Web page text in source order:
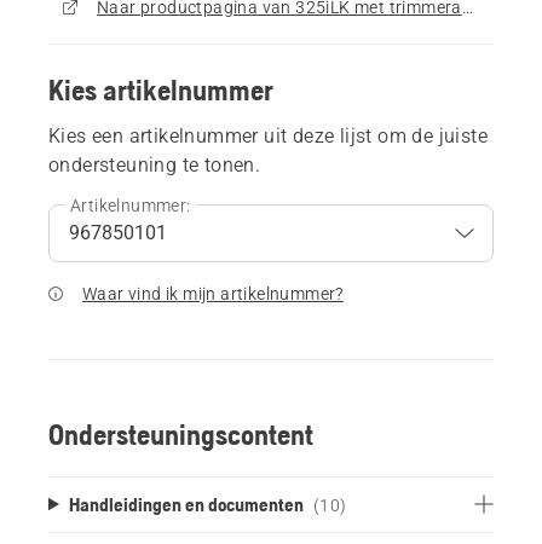
Naar productpagina van 325iLK met trimmeraccessoire gaan
Kies artikelnummer
Kies een artikelnummer uit deze lijst om de juiste
ondersteuning te tonen.
Artikelnummer:
Waar vind ik mijn artikelnummer?
Ondersteuningscontent
Handleidingen en documenten (10)